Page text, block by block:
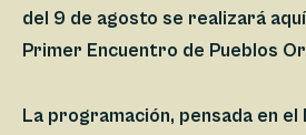
del 9 de agosto se realizará
Primer Encuentro de Pueblos
La programación, pensada en el